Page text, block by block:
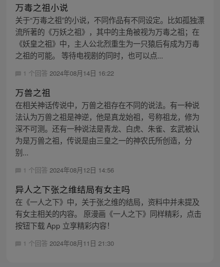
万毒之祖小说
关于“万毒之祖”的小说，不同作品有不同设定。比如孤独漂
流所著的《万妖之祖》，其中的主角被视为万毒之祖；在
《妖皇之祖》中，主人公北烈重生为一只猿后有成为万毒
之祖的可能。 等待电视剧的同时，也可以点...
1 个回答 2024年08月14日 16:22
万兽之祖
在相关神话传说中，万兽之祖存在不同的说法。有一种说
法认为万兽之祖是神逆，他是真龙始祖，号称祖龙，修为
深不可测。还有一种说法是青龙、白虎、朱雀、玄武被认
为是万兽之祖，传说是由三皇之一的神农氏所创造，分
别...
1 个回答 2024年08月12日 14:56
异人之下张之维结局有女主吗
在《一人之下》中，关于张之维的结局，资料中并未提及
有女主相关的内容。 原漫画《一人之下》同样精彩，点击
按钮下载 App 立享精彩内容！
1 个回答 2024年08月11日 21:30